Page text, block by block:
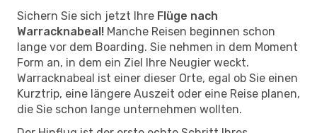
Sichern Sie sich jetzt Ihre Flüge nach
Warracknabeal! Manche Reisen beginnen schon
lange vor dem Boarding. Sie nehmen in dem Moment
Form an, in dem ein Ziel Ihre Neugier weckt.
Warracknabeal ist einer dieser Orte, egal ob Sie einen
Kurztrip, eine längere Auszeit oder eine Reise planen,
die Sie schon lange unternehmen wollten.